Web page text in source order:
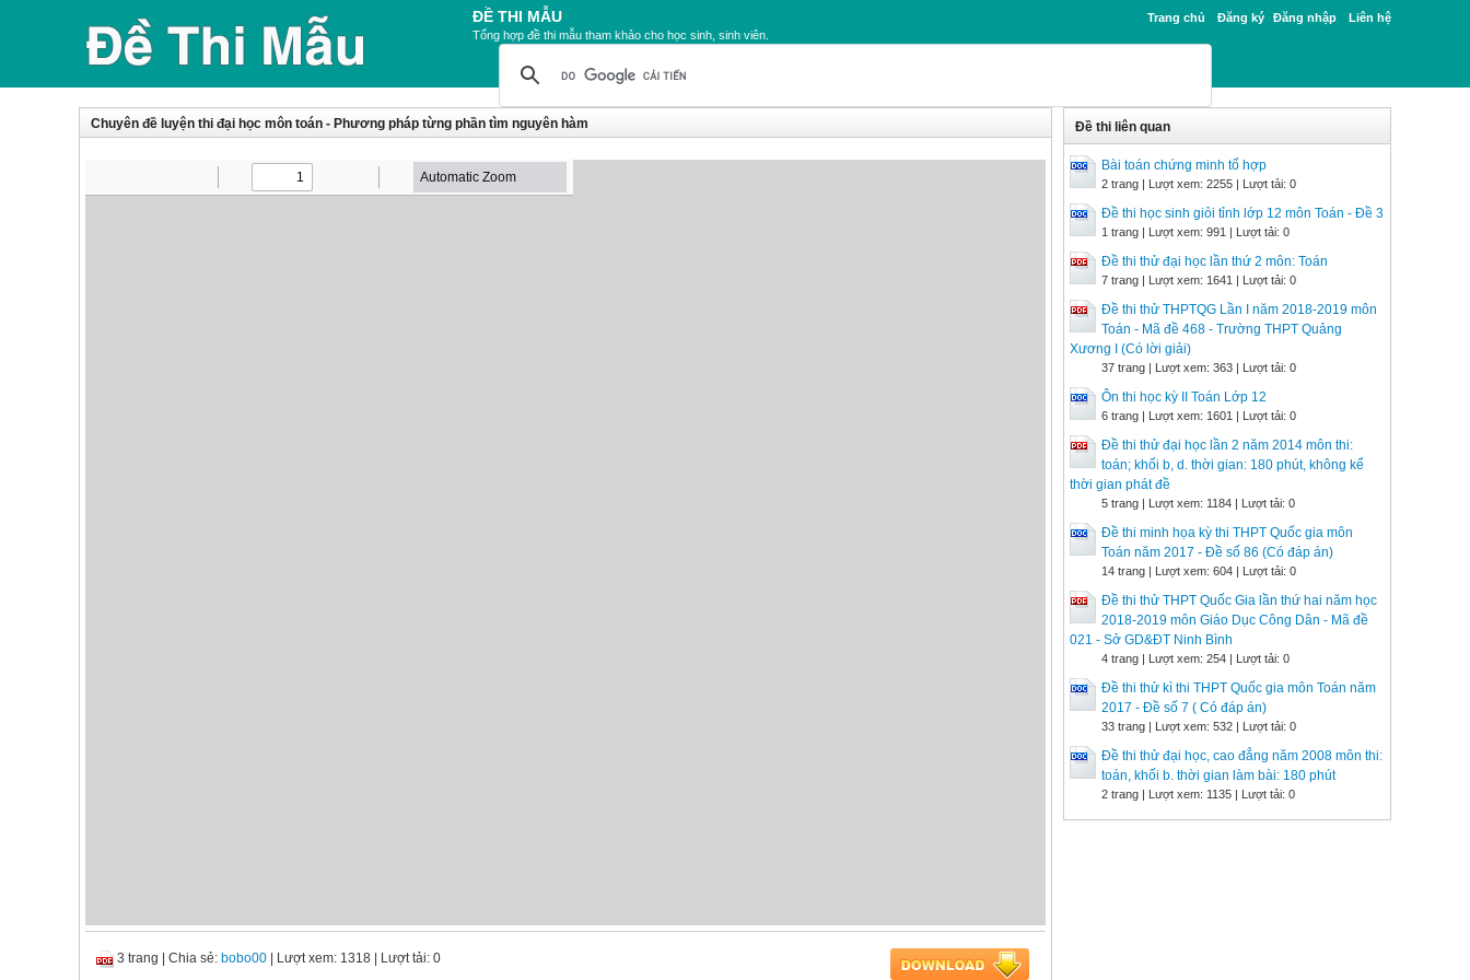
Trang chủ Đăng ký Đăng nhập Liên hệ
ĐỀ THI MẪU
Tổng hợp đề thi mẫu tham khảo cho học sinh, sinh viên.
Chuyên đề luyện thi đại học môn toán - Phương pháp từng phần tìm nguyên hàm
3 trang Chia sẻ: bobo00 | Lượt xem: 1318 | Lượt tải: 0
Đề thi liên quan
Bài toán chứng minh tổ hợp
2 trang | Lượt xem: 2255 | Lượt tải: 0
Đề thi học sinh giỏi tỉnh lớp 12 môn Toán - Đề 3
1 trang | Lượt xem: 991 | Lượt tải: 0
Đề thi thử đại học lần thứ 2 môn: Toán
7 trang | Lượt xem: 1641 | Lượt tải: 0
Đề thi thử THPTQG Lần I năm 2018-2019 môn
Toán - Mã đề 468 - Trường THPT Quảng
Xương I (Có lời giải)
37 trang | Lượt xem: 363 | Lượt tải: 0
Ôn thi học kỳ II Toán Lớp 12
6 trang | Lượt xem: 1601 | Lượt tải: 0
Đề thi thử đại học lần 2 năm 2014 môn thi:
toán; khối b, d. thời gian: 180 phút, không kể
thời gian phát đề
5 trang | Lượt xem: 1184 | Lượt tải: 0
Đề thi minh họa kỳ thi THPT Quốc gia môn
Toán năm 2017 - Đề số 86 (Có đáp án)
14 trang | Lượt xem: 604 | Lượt tải: 0
Đề thi thử THPT Quốc Gia lần thứ hai năm học
2018-2019 môn Giáo Dục Công Dân - Mã đề
021 - Sở GD&ĐT Ninh Bình
4 trang | Lượt xem: 254 | Lượt tải: 0
Đề thi thử kì thi THPT Quốc gia môn Toán năm
2017 - Đề số 7 ( Có đáp án)
33 trang | Lượt xem: 532 | Lượt tải: 0
Đề thi thử đại học, cao đẳng năm 2008 môn thi:
toán, khối b. thời gian làm bài: 180 phút
2 trang | Lượt xem: 1135 | Lượt tải: 0